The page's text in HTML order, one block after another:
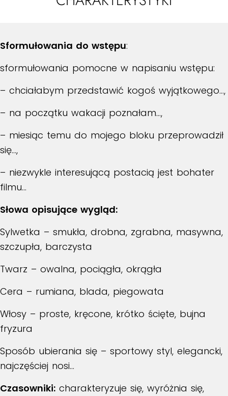
Sformułowania do wstępu:
sformułowania pomocne w napisaniu wstępu:
– chciałabym przedstawić kogoś wyjątkowego…,
– na początku wakacji poznałam…,
– miesiąc temu do mojego bloku przeprowadził
się…,
– niezwykle interesującą postacią jest bohater
filmu…
Słowa opisujące wygląd:
Sylwetka – smukła, drobna, zgrabna, masywna,
szczupła, barczysta
Twarz – owalna, pociągła, okrągła
Cera – rumiana, blada, piegowata
Włosy – proste, kręcone, krótko ścięte, bujna
fryzura
Sposób ubierania się – sportowy styl, elegancki,
najczęściej nosi…
Czasowniki: charakteryzuje się, wyróżnia się,